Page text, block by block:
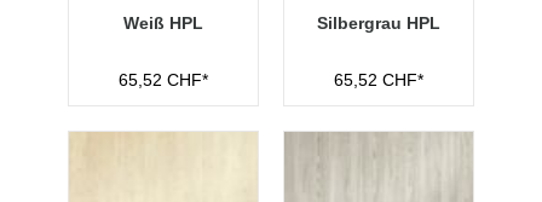
Weiß HPL
65,52 CHF*
Silbergrau HPL
65,52 CHF*